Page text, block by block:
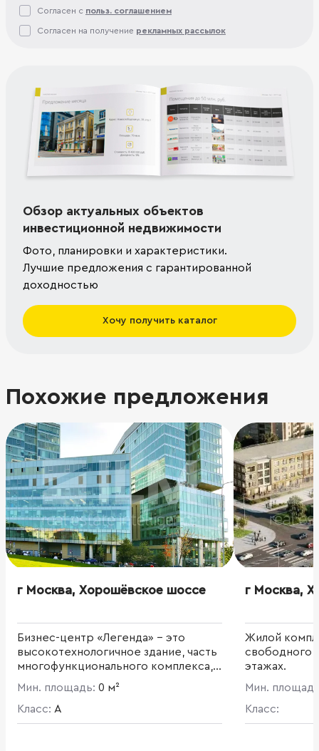
Согласен с польз. соглашением
Согласен на получение рекламных рассылок
Обзор актуальных объектов
инвестиционной недвижимости
Фото, планировки и характеристики.
Лучшие предложения с гарантированной
доходностью
Хочу получить каталог
Похожие предложения
г Москва, Хорошёвское шоссе
Бизнес-центр «Легенда» – это
высокотехнологичное здание, часть
многофункционального комплекса,
объединяющего элитные
апартаменты, высококлассные
офисы, торговые галереи и объекты
клубной инфраструктуры. Общая
Мин. площадь: 0 м²
Класс: A
г Москва,
Жилой
свободного
этажах.
Мин.
Класс: